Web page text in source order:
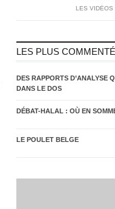
LES VIDÉOS
LES PLUS
DES RAPPORTS D’ANALYSE
DANS LE DOS
DÉBAT-HALAL : OÙ EN
LE POULET BELGE